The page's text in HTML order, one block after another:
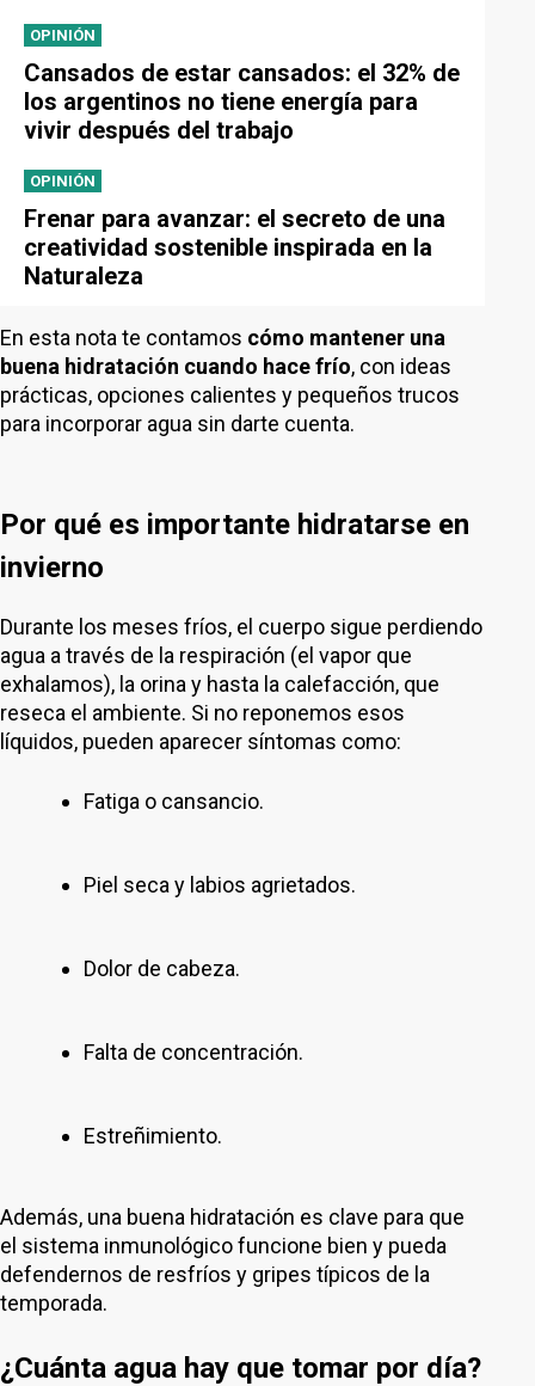
OPINIÓN
Cansados de estar cansados: el 32% de
los argentinos no tiene energía para
vivir después del trabajo
OPINIÓN
Frenar para avanzar: el secreto de una
creatividad sostenible inspirada en la
Naturaleza
En esta nota te contamos cómo mantener una
buena hidratación cuando hace frío, con ideas
prácticas, opciones calientes y pequeños trucos
para incorporar agua sin darte cuenta.
Por qué es importante hidratarse en
invierno
Durante los meses fríos, el cuerpo sigue perdiendo
agua a través de la respiración (el vapor que
exhalamos), la orina y hasta la calefacción, que
reseca el ambiente. Si no reponemos esos
líquidos, pueden aparecer síntomas como:
Fatiga o cansancio.
Piel seca y labios agrietados.
Dolor de cabeza.
Falta de concentración.
Estreñimiento.
Además, una buena hidratación es clave para que
el sistema inmunológico funcione bien y pueda
defendernos de resfríos y gripes típicos de la
temporada.
¿Cuánta agua hay que tomar por día?